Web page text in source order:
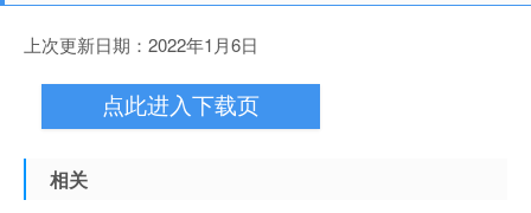
上次更新日期：2022年1月6日
点此进入下载页
相关